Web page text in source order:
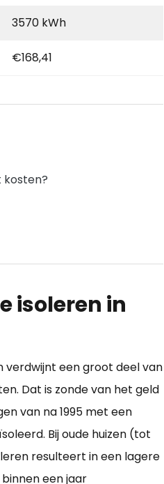
3570 kWh
€168,41
kosten?
isoleren in
verdwijnt een groot deel van
Dat is zonde van het geld
van na 1995 met een
Bij oude huizen (tot
resulteert in een lagere
een jaar